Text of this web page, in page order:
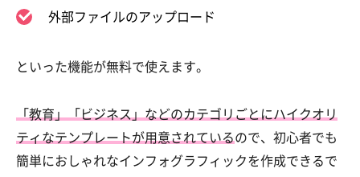
外部ファイルのアップロード
といった機能が無料で使えます。
「教育」「ビジネス」などのカテゴリごとにハイクオリ
ティなテンプレートが用意されているので、初心者でも
簡単におしゃれなインフォグラフィックを作成できるで